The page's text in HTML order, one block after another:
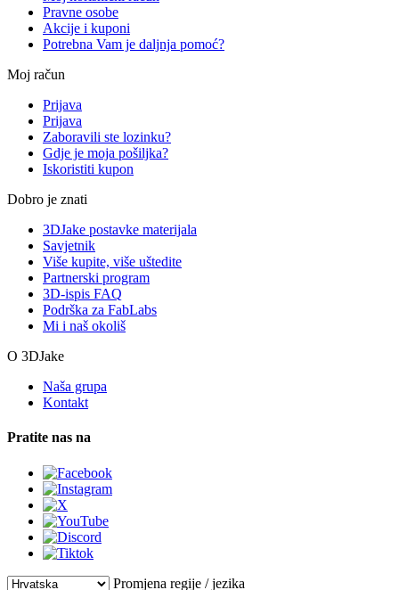
Pravne osobe
Akcije i kuponi
Potrebna Vam je daljnja pomoć?
Moj račun
Prijava
Prijava
Zaboravili ste lozinku?
Gdje je moja pošiljka?
Iskoristiti kupon
Dobro je znati
3DJake postavke materijala
Savjetnik
Više kupite, više uštedite
Partnerski program
3D-ispis FAQ
Podrška za FabLabs
Mi i naš okoliš
O 3DJake
Naša grupa
Kontakt
Pratite nas na
Promjena regije / jezika